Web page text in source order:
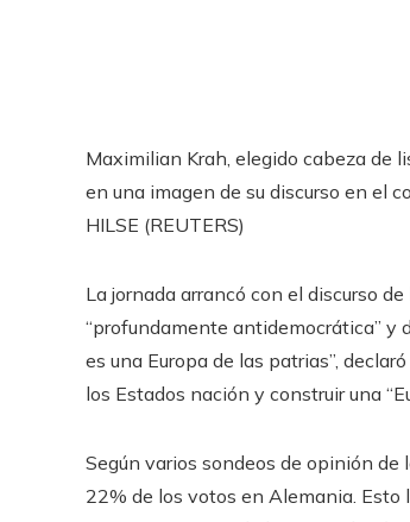
Maximilian Krah, elegido cabeza de
en una imagen de su discurso en el
HILSE (REUTERS)
La jornada arrancó con el discurso
“profundamente antidemocrática” y
es una Europa de las patrias”,
los Estados nación y construir una
Según varios sondeos de opinión
22% de los votos en Alemania.